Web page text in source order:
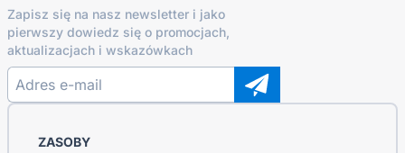
Zapisz się na nasz newsletter i jako
pierwszy dowiedz się o promocjach,
aktualizacjach i wskazówkach
ZASOBY